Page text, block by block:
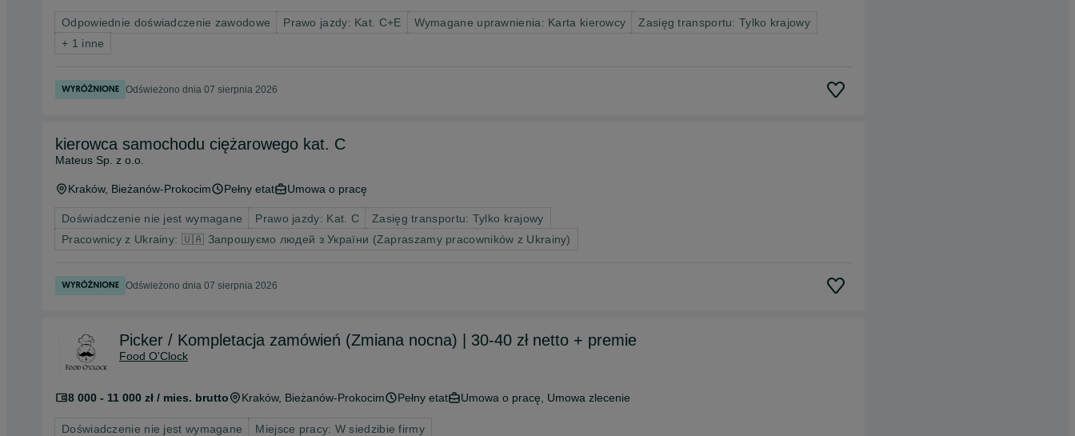
Odpowiednie doświadczenie zawodowe Prawo jazdy: Kat. C+E Wymagane uprawnienia: Karta kierowcy
Zasięg transportu: Tylko krajowy
+ 1 inne
Odświeżono dnia 07 sierpnia 2026
kierowca samochodu ciężarowego kat. C
Mateus Sp. z o.o.
Kraków, Bieżanów-Prokocim Pełny etat Umowa o pracę
Doświadczenie nie jest wymagane Prawo jazdy: Kat. C
Zasięg transportu: Tylko krajowy
Pracownicy z Ukrainy: 🇺🇦 Запрошуємо людей з України (Zapraszamy pracowników z Ukrainy)
Odświeżono dnia 07 sierpnia 2026
Picker / Kompletacja zamówień (Zmiana nocna) | 30-40 zł netto + premie
Food O'Clock
8 000 - 11 000 zł / mies. brutto Kraków, Bieżanów-Prokocim Pełny etat Umowa o pracę, Umowa zlecenie
Doświadczenie nie jest wymagane Miejsce pracy: W siedzibie firmy